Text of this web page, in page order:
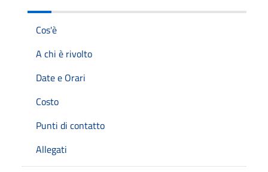
Cos'è
A chi è rivolto
Date e Orari
Costo
Punti di contatto
Allegati